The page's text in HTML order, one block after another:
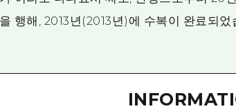
행해, 2013년(2013년)에 수복이 완료되었